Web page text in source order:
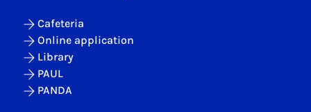
Cafeteria
Online application
Library
PAUL
PANDA